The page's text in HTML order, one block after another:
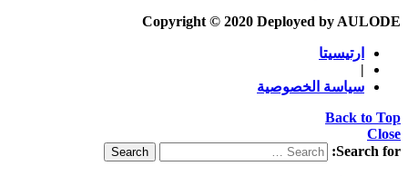
Copyright © 2020 Deployed by AULODE
ارتيسيتا
|
سياسة الخصوصية
Back to Top
Close
Search for:
Search